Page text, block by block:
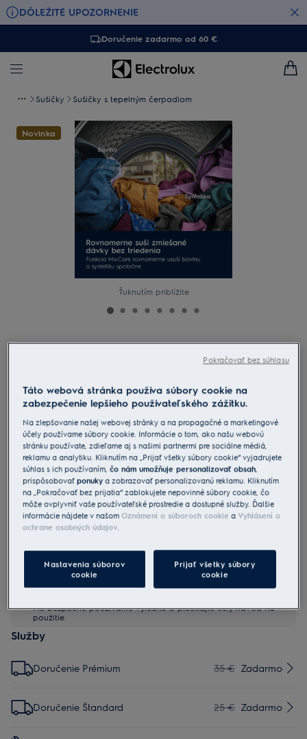
DÔLEŽITÉ UPOZORNENIE
Doručenie zadarmo od 60 €
Sušičky Sušičky s tepelným čerpadlom
Novinka
Ťuknutím priblížite
EW6D283AC
Sušička bielizne 600 GentleCare
5 (4)
Informačný list výrobku
Benefity
Sušiaca technológia 600 GentleCare suší a súčasne ošetruje
oblečenie.
Sušte bavlnu a syntetiku spolu pomocou funkcie MixCare.
SensiCare dynamicky meria a upravuje čas sušenia, aby zabránila
presušeniu.
Bezpečnostné pokyny a upozornenia podľa nariadenia EÚ
Pre bezpečné používanie výrobku si prečítajte celý návod na
použitie.
Služby
Doručenie Prémium 35 € Zadarmo
Doručenie Štandard 25 € Zadarmo
Táto webová stránka používa súbory cookie na
zabezpečenie lepšieho používateľského zážitku.
Na zlepšovanie našej webovej stránky a na propagačné a marketingové
účely používame súbory cookie. Informácie o tom, ako našu webovú
stránku používate, zdieľame aj s našimi partnermi pre sociálne médiá,
reklamu a analytiku. Kliknutím na „Prijať všetky súbory cookie“ vyjadrujete
súhlas s ich používaním,čo nám umožňuje personalizovať obsah,
prispôsobovaťponuky a zobrazovať personalizovanú reklamu. Kliknutím
na „Pokračovať bez prijatia“ zablokujete nepovinné súbory cookie, čo
môže ovplyvniť vaše používateľské prostredie a dostupné služby. Ďalšie
informácie nájdete v našomOznámení o súboroch cookie a Vyhlásení o
ochrane osobných údajov.
Nastavenia súborov
cookie
Prijať všetky súbory
cookie
Pokračovať bez súhlasu